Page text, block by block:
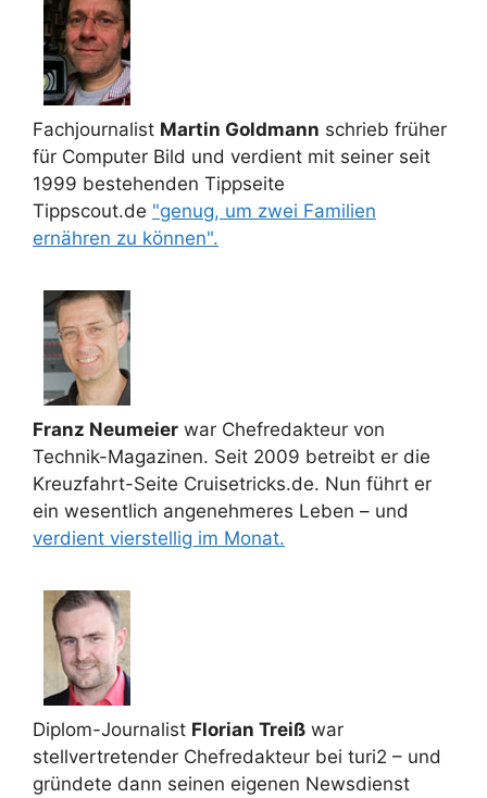
Fachjournalist Martin Goldmann schrieb früher
für Computer Bild und verdient mit seiner seit
1999 bestehenden Tippseite
Tippscout.de "genug, um zwei Familien
ernähren zu können".
Franz Neumeier war Chefredakteur von
Technik-Magazinen. Seit 2009 betreibt er die
Kreuzfahrt-Seite Cruisetricks.de. Nun führt er
ein wesentlich angenehmeres Leben – und
verdient vierstellig im Monat.
Diplom-Journalist Florian Treiß war
stellvertretender Chefredakteur bei turi2 – und
gründete dann seinen eigenen Newsdienst